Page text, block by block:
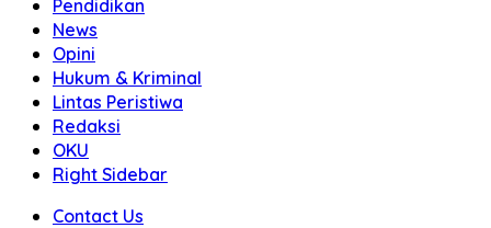
Pendidikan
News
Opini
Hukum & Kriminal
Lintas Peristiwa
Redaksi
OKU
Right Sidebar
Contact Us